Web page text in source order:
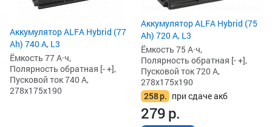
Аккумулятор ALFA Hybrid (77
Ah) 740 А, L3
Ёмкость 77 А·ч,
Полярность обратная [- +],
Пусковой ток 740 А,
278x175x190
Аккумулятор ALFA Hybrid (75
Ah) 720 А, L3
Ёмкость 75 А·ч,
Полярность обратная [- +],
Пусковой ток 720 А,
278x175x190
258р. при сдаче акб
279р.